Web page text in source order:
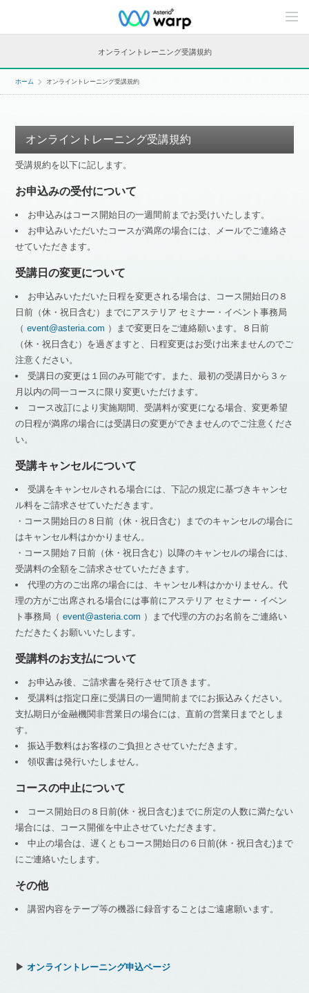
C
n
n
p
オンライントレーニング受講規約
ホーム オンライントレーニング受講規約
オンライントレーニング受講規約
受講規約を以下に記します。
お申込みの受付について
お申込みはコース開始日の一週間前までお受けいたします。
お申込みいただいたコースが満席の場合には、メールでご連絡さ
せていただきます。
受講日の変更について
お申込みいただいた日程を変更される場合は、コース開始日の８
日前（休・祝日含む）までにアステリア セミナー・イベント事務局
（event@asteria.com ）まで変更日をご連絡願います。８日前
（休・祝日含む）を過ぎますと、日程変更はお受け出来ませんのでご
注意ください。
受講日の変更は１回のみ可能です。また、最初の受講日から３ヶ
月以内の同一コースに限り変更いただけます。
コース改訂により実施期間、受講料が変更になる場合、変更希望
の日程が満席の場合には受講日の変更ができませんのでご注意くださ
い。
受講キャンセルについて
受講をキャンセルされる場合には、下記の規定に基づきキャンセ
ル料をご請求させていただきます。
・コース開始日の８日前（休・祝日含む）までのキャンセルの場合に
はキャンセル料はかかりません。
・コース開始７日前（休・祝日含む）以降のキャンセルの場合には、
受講料の全額をご請求させていただきます。
代理の方のご出席の場合には、キャンセル料はかかりません。代
理の方がご出席される場合には事前にアステリア セミナー・イベン
ト事務局（event@asteria.com ）まで代理の方のお名前をご連絡い
ただきたくお願いいたします。
受講料のお支払について
お申込み後、ご請求書を発行させて頂きます。
受講料は指定口座に受講日の一週間前までにお振込みください。
支払期日が金融機関非営業日の場合には、直前の営業日までとしま
す。
振込手数料はお客様のご負担とさせていただきます。
領収書は発行いたしません。
コースの中止について
コース開始日の８日前(休・祝日含む)までに所定の人数に満たない
場合には、コース開催を中止させていただきます。
中止の場合は、遅くともコース開始日の６日前(休・祝日含む)まで
にご連絡いたします。
その他
講習内容をテープ等の機器に録音することはご遠慮願います。
▶オンライントレーニング申込ページ